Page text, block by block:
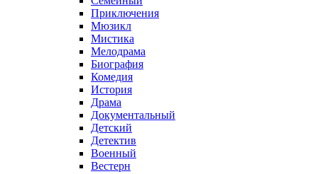
Приключения
Мюзикл
Мистика
Мелодрама
Биография
Комедия
История
Драма
Документальный
Детский
Детектив
Военный
Вестерн